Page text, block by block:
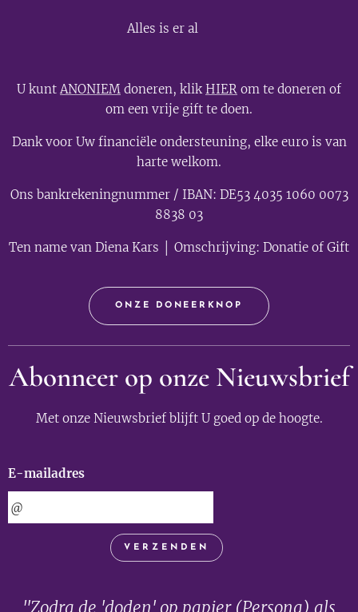
Alles is er al
U kuntANONIEM doneren, klikHIER om te doneren of
om een vrije gift te doen.
Dank voor Uw financiële ondersteuning, elke euro is van
harte welkom.
Ons bankrekeningnummer / IBAN: DE53 4035 1060 0073
8838 03
Ten name van Diena Kars │ Omschrijving: Donatie of Gift
ONZE DONEERKNOP
Abonneer op onze Nieuwsbrief
Met onze Nieuwsbrief blijft U goed op de hoogte.
E-mailadres
VERZENDEN